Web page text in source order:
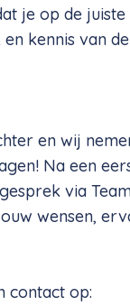
je op de
kennis van de
en wij
Na een
via
wensen,
contact op: